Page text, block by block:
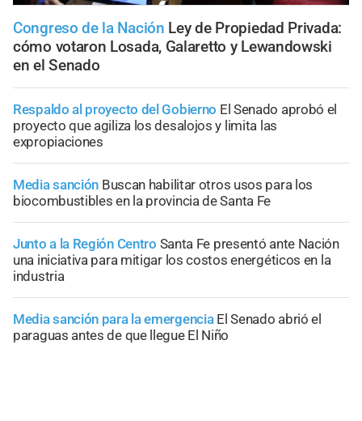
Congreso de la Nación Ley de Propiedad Privada:
cómo votaron Losada, Galaretto y Lewandowski
en el Senado
Respaldo al proyecto del Gobierno El Senado aprobó el
proyecto que agiliza los desalojos y limita las
expropiaciones
Media sanción Buscan habilitar otros usos para los
biocombustibles en la provincia de Santa Fe
Junto a la Región Centro Santa Fe presentó ante Nación
una iniciativa para mitigar los costos energéticos en la
industria
Media sanción para la emergencia El Senado abrió el
paraguas antes de que llegue El Niño